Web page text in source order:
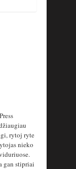
rytoj ryte
nieko
gan stipriai